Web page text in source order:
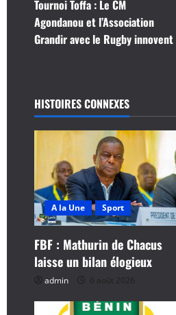
i
g
t
i
o
n
d
’
a
r
Tournoi Toffa : Le CM
Agondanou et l’Association
Grandir avec le Rugby innovent
HISTOIRES CONNEXES
A la Une Sport
FBF : Mathurin de Chacus
laisse un bilan élogieux
admin 6 août 2026